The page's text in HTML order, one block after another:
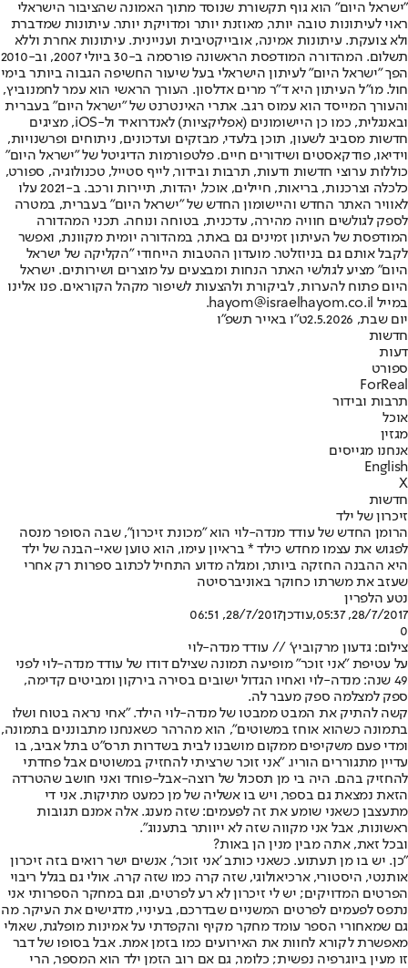
"ישראל היום" הוא גוף תקשורת שנוסד מתוך האמונה שהציבור הישראלי
ראוי לעיתונות טובה יותר, מאוזנת יותר ומדויקת יותר. עיתונות שמדברת
ולא צועקת. עיתונות אמינה, אובייקטיבית ועניינית. עיתונות אחרת וללא
תשלום. המהדורה המודפסת הראשונה פורסמה ב-30 ביולי 2007, וב-2010
הפך "ישראל היום" לעיתון הישראלי בעל שיעור החשיפה הגבוה ביותר בימי
חול. מו"ל העיתון היא ד"ר מרים אדלסון. העורך הראשי הוא עמר לחמנוביץ,
והעורך המייסד הוא עמוס רגב. אתרי האינטרנט של "ישראל היום" בעברית
ובאנגלית, כמו כן היישומונים (אפליקציות) לאנדרואיד ול-iOS, מציגים
חדשות מסביב לשעון, תוכן בלעדי, מבזקים ועדכונים, ניתוחים ופרשנויות,
וידיאו, פודקאסטים ושידורים חיים. פלטפורמות הדיגיטל של "ישראל היום"
כוללות ערוצי חדשות ודעות, תרבות ובידור, לייף סטייל, טכנולוגיה, ספורט,
כלכלה וצרכנות, בריאות, חיילים, אוכל, יהדות, תיירות ורכב. ב-2021 עלו
לאוויר האתר החדש והיישומון החדש של "ישראל היום" בעברית, במטרה
לספק לגולשים חוויה מהירה, עדכנית, בטוחה ונוחה. תכני המהדורה
המודפסת של העיתון זמינים גם באתר, במהדורה יומית מקוונת, ואפשר
לקבל אותם גם בניוזלטר. מועדון ההטבות הייחודי "הקליקה של ישראל
היום" מציע לגולשי האתר הנחות ומבצעים על מוצרים ושירותים. ישראל
היום פתוח להערות, לביקורת ולהצעות לשיפור מקהל הקוראים. פנו אלינו
במייל hayom@israelhayom.co.il.
יום שבת, 2.5.2026
ט"ו באייר תשפ"ו
חדשות
דעות
ספורט
ForReal
תרבות ובידור
אוכל
מגזין
אנחנו מגייסים
English
X
חדשות
זיכרון של ילד
הרומן החדש של עודד מנדה-לוי הוא "מכונת זיכרון", שבה הסופר מנסה
לפגוש את עצמו מחדש כילד * בראיון עימו, הוא טוען שאי-הבנה של ילד
היא ההבנה החזקה ביותר, ומגלה מדוע התחיל לכתוב ספרות רק אחרי
שעזב את משרתו כחוקר באוניברסיטה
נטע הלפרין
28/7/2017, 05:37
,עודכן28/7/2017, 06:51
0
צילום: גדעון מרקוביץ' // עודד מנדה-לוי
על עטיפת "אני זוכר" מופיעה תמונה שצילם דודו של עודד מנדה-לוי לפני
49 שנה: מנדה-לוי ואחיו הגדול ישובים בסירה בירקון ומביטים קדימה,
ספק למצלמה ספק מעבר לה.
קשה להתיק את המבט ממבטו של מנדה-לוי הילד. "אחי נראה בטוח ושלו
בתמונה כשהוא אוחז במשוטים", הוא מהרהר כשאנחנו מתבוננים בתמונה,
ומדי פעם משקיפים ממקום מושבנו לבית בשדרות תרס"ט בתל אביב, בו
עדיין מתגוררים הוריו. "אני זוכר שרציתי להחזיק במשוטים אבל פחדתי
להחזיק בהם. היה בי מן תסכול של רוצה-אבל-פוחד ואני חושב שהטרדה
הזאת נמצאת גם בספר, ויש בו אשליה של מן כמעט מתיקות. אני די
מתעצבן כשאני שומע את זה לפעמים: שזה מענג. אלה אמנם תגובות
ראשונות, אבל אני מקווה שזה לא ייוותר בתענוג".
ובכל זאת, אתה מבין מנין הן באות?
"כן. יש בו מן תעתוע. כשאני כותב 'אני זוכר', אנשים ישר רואים בזה זיכרון
אותנטי, היסטורי, ארכיאולוגי, שזה קרה כמו שזה קרה. אולי גם בגלל ריבוי
הפרטים המדויקים; יש לי זיכרון לא רע לפרטים, וגם במחקר הספרותי אני
נתפס לפעמים לפרטים המשניים שבדרכם, בעיניי, מדגישים את העיקר. מה
גם שמאחורי הספר עומד מחקר מקיף והקפדתי על אמינות מופלגת, שאולי
מאפשרת לקורא לחוות את האירועים כמו בזמן אמת. אבל בסופו של דבר
זו מעין ביוגרפיה נפשית; כלומר, גם אם רוב הזמן ילד הוא המספר, הרי